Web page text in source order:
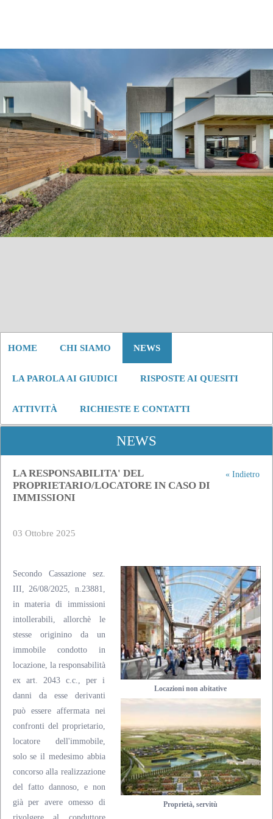
HOME CHI SIAMO NEWS
LA PAROLA AI GIUDICI RISPOSTE AI QUESITI
ATTIVITÀ RICHIESTE E CONTATTI
NEWS
LA RESPONSABILITA' DEL
PROPRIETARIO/LOCATORE IN CASO DI
IMMISSIONI
« Indietro
03 Ottobre 2025
Locazioni non abitative
Proprietà, servitù
Secondo Cassazione sez.
III, 26/08/2025, n.23881,
in materia di immissioni
intollerabili, allorchè le
stesse originino da un
immobile condotto in
locazione, la responsabilità
ex art. 2043 c.c., per i
danni da esse derivanti
può essere affermata nei
confronti del proprietario,
locatore dell'immobile,
solo se il medesimo abbia
concorso alla realizzazione
del fatto dannoso, e non
già per avere omesso di
rivolgere al conduttore